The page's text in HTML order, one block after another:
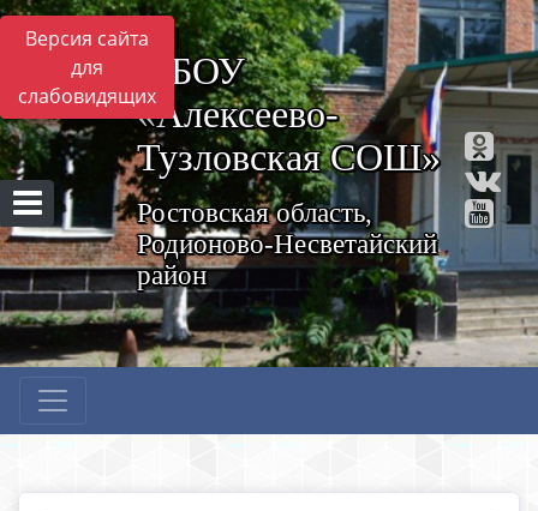
Версия сайта
для
слабовидящих
МБОУ
«Алексеево-
Тузловская СОШ»
Ростовская область,
Родионово-Несветайский
район